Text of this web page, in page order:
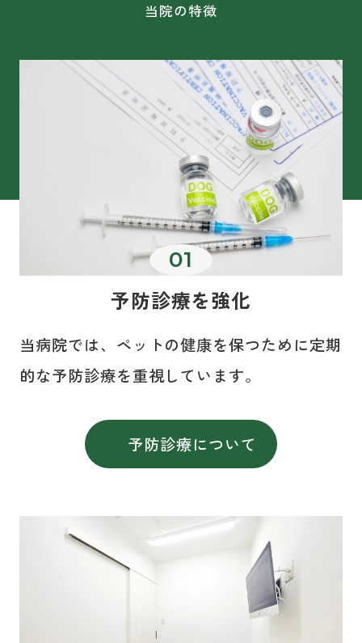
当院の特徴
予防診療を強化
当病院では、ペットの健康を保つために定期
的な予防診療を重視しています。
予防診療について